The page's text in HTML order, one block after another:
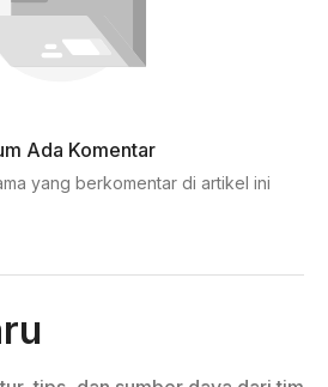
Ada Komentar
yang berkomentar di artikel ini